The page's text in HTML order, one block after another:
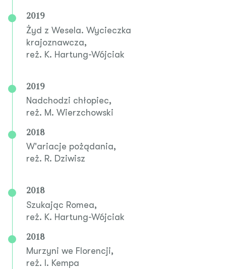
2019
Żyd z Wesela. Wycieczka
krajoznawcza,
reż. K. Hartung-Wójciak
2019
Nadchodzi chłopiec,
reż. M. Wierzchowski
2018
W'ariacje pożądania,
reż. R. Dziwisz
2018
Szukając Romea,
reż. K. Hartung-Wójciak
2018
Murzyni we Florencji,
reż. I. Kempa